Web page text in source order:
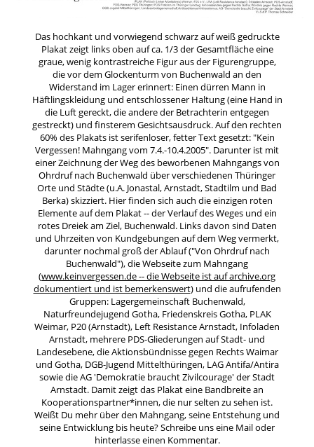
Das hochkant und vorwiegend schwarz auf weiß gedruckte
Plakat zeigt links oben auf ca. 1/3 der Gesamtfläche eine
graue, wenig kontrastreiche Figur aus der Figurengruppe,
die vor dem Glockenturm von Buchenwald an den
Widerstand im Lager erinnert: Einen dürren Mann in
Häftlingskleidung und entschlossener Haltung (eine Hand in
die Luft gereckt, die andere der Betrachterin entgegen
gestreckt) und finsterem Gesichtsausdruck. Auf den rechten
60% des Plakats ist serifenloser, fetter Text gesetzt: "Kein
Vergessen! Mahngang vom 7.4.-10.4.2005". Darunter ist mit
einer Zeichnung der Weg des beworbenen Mahngangs von
Ohrdruf nach Buchenwald über verschiedenen Thüringer
Orte und Städte (u.A. Jonastal, Arnstadt, Stadtilm und Bad
Berka) skizziert. Hier finden sich auch die einzigen roten
Elemente auf dem Plakat -- der Verlauf des Weges und ein
rotes Dreiek am Ziel, Buchenwald. Links davon sind Daten
und Uhrzeiten von Kundgebungen auf dem Weg vermerkt,
darunter nochmal groß der Ablauf ("Von Ohrdruf nach
Buchenwald"), die Webseite zum Mahngang
(www.keinvergessen.de -- die Webseite ist auf archive.org
dokumentiert und ist bemerkenswert) und die aufrufenden
Gruppen: Lagergemeinschaft Buchenwald,
Naturfreundejugend Gotha, Friedenskreis Gotha, PLAK
Weimar, P20 (Arnstadt), Left Resistance Arnstadt, Infoladen
Arnstadt, mehrere PDS-Gliederungen auf Stadt- und
Landesebene, die Aktionsbündnisse gegen Rechts Waimar
und Gotha, DGB-Jugend Mittelthüringen, LAG Antifa/Antira
sowie die AG 'Demokratie braucht Zivilcourage' der Stadt
Arnstadt. Damit zeigt das Plakat eine Bandbreite an
Kooperationspartner*innen, die nur selten zu sehen ist.
Weißt Du mehr über den Mahngang, seine Entstehung und
seine Entwicklung bis heute? Schreibe uns eine Mail oder
hinterlasse einen Kommentar.